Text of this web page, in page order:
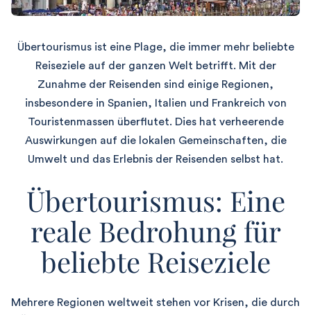
Übertourismus ist eine Plage, die immer mehr beliebte
Reiseziele auf der ganzen Welt betrifft. Mit der
Zunahme der Reisenden sind einige Regionen,
insbesondere in Spanien, Italien und Frankreich von
Touristenmassen überflutet. Dies hat verheerende
Auswirkungen auf die lokalen Gemeinschaften, die
Umwelt und das Erlebnis der Reisenden selbst hat.
Übertourismus: Eine
reale Bedrohung für
beliebte Reiseziele
Mehrere Regionen weltweit stehen vor Krisen, die durch